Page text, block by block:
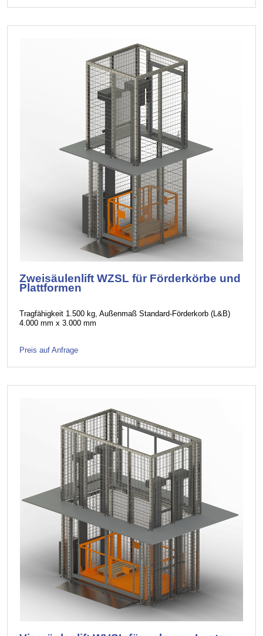
Zweisäulenlift WZSL für Förderkörbe und
Plattformen
Tragfähigkeit 1.500 kg, Außenmaß Standard-Förderkorb (L&B)
4.000 mm x 3.000 mm
Preis auf Anfrage